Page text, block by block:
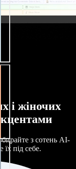
і жіночих
з сотень AI-
їх під себе.